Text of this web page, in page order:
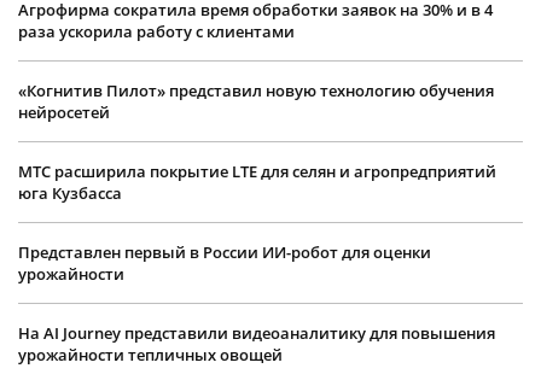
Агрофирма сократила время обработки заявок на 30% и в 4
раза ускорила работу с клиентами
«Когнитив Пилот» представил новую технологию обучения
нейросетей
МТС расширила покрытие LTE для селян и агропредприятий
юга Кузбасса
Представлен первый в России ИИ-робот для оценки
урожайности
На AI Journey представили видеоаналитику для повышения
урожайности тепличных овощей